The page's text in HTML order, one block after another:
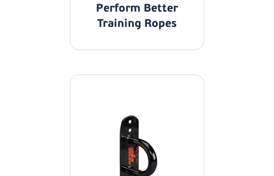
Perform Better
Training Ropes